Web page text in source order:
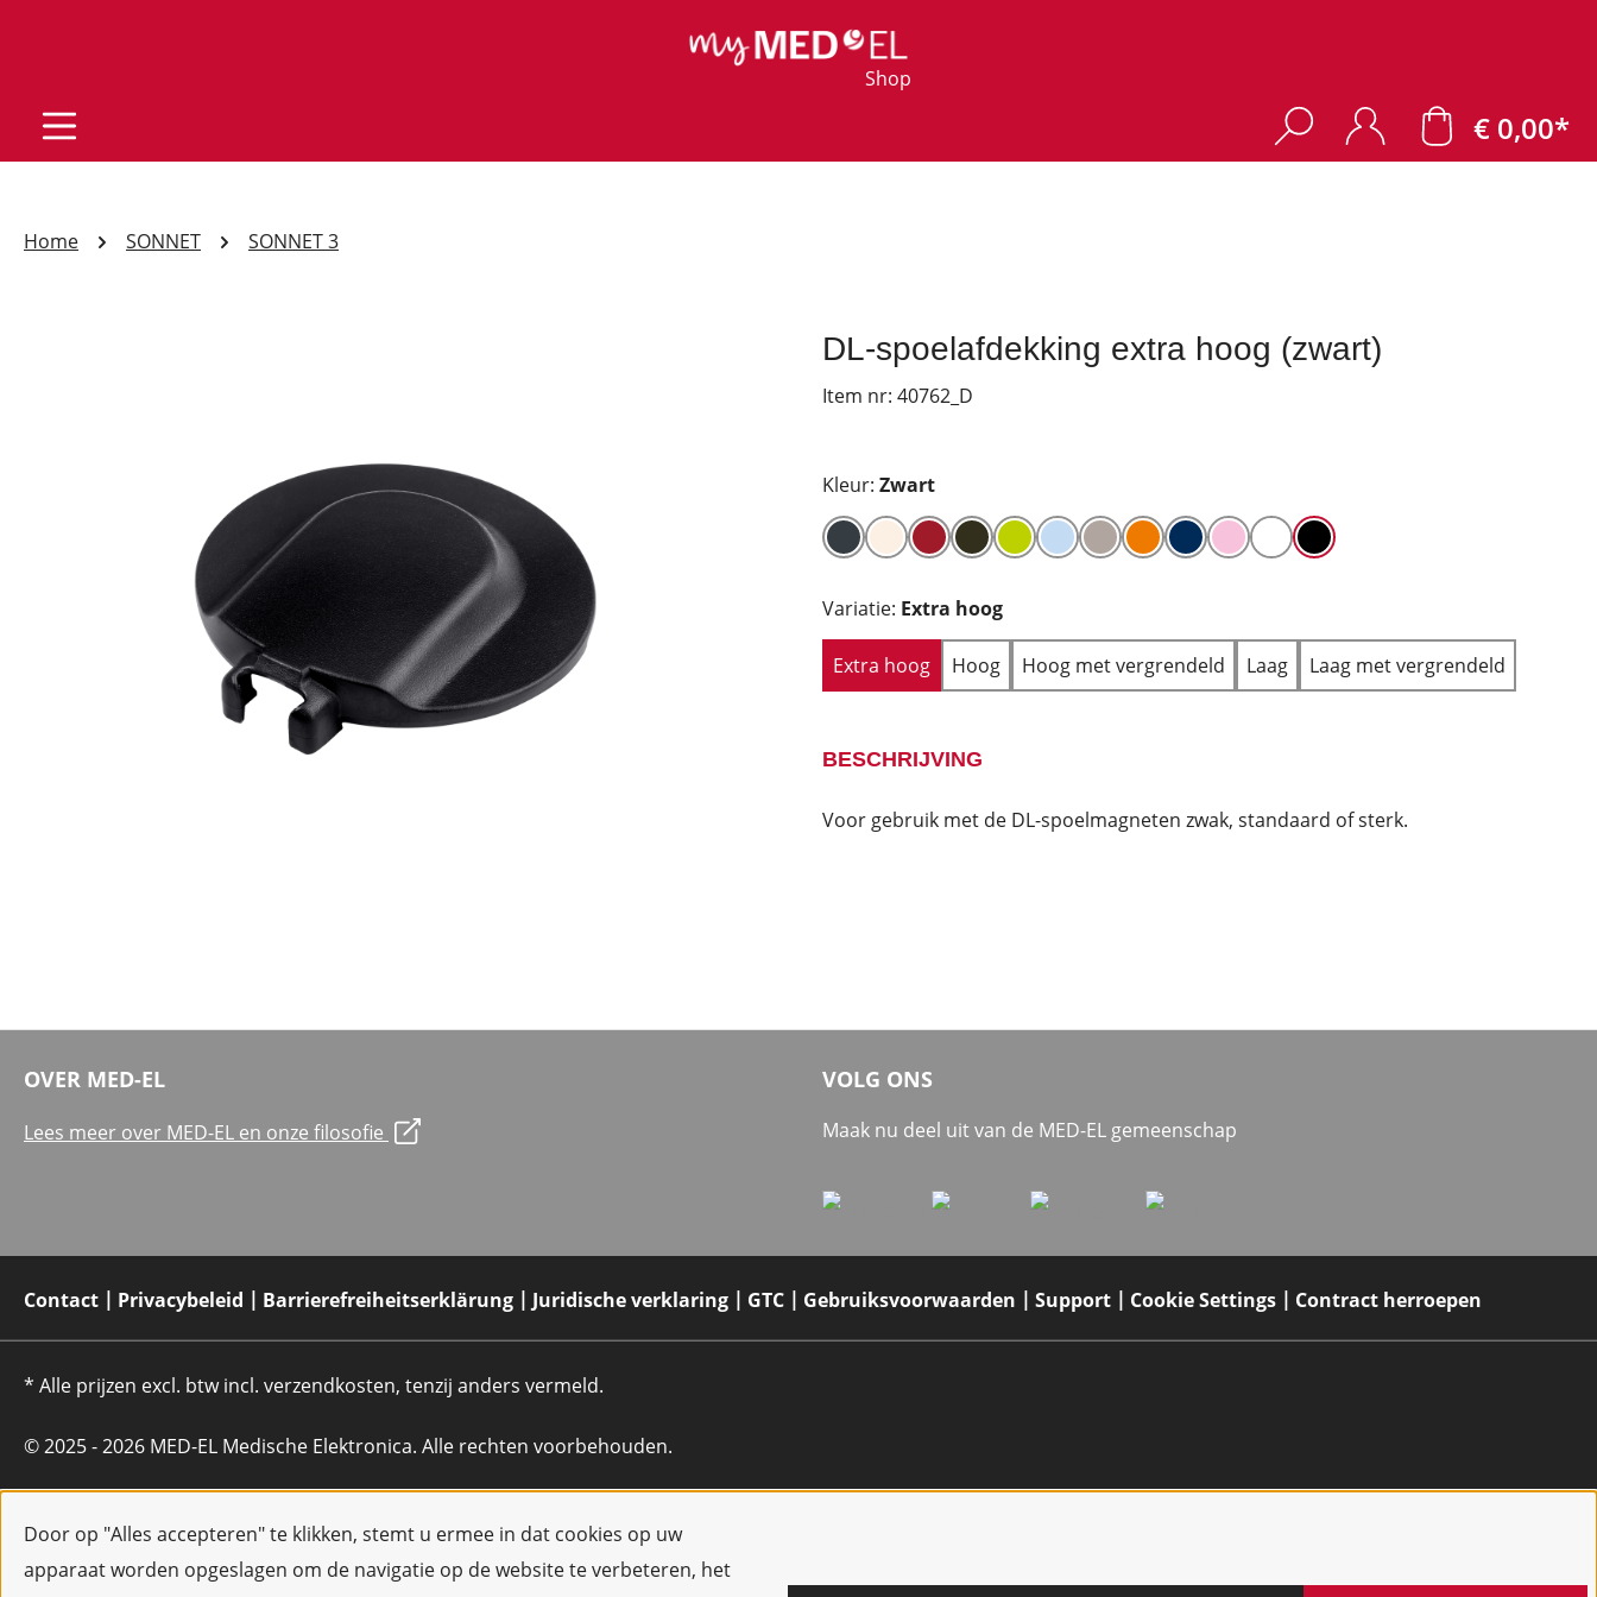
Door op "Alles accepteren" te klikken, stemt u ermee in dat cookies op uw
apparaat worden opgeslagen om de navigatie op de website te verbeteren, het
Shop
€ 0,00*
Home SONNET SONNET 3
DL-spoelafdekking extra hoog (zwart)
Item nr: 40762_D
Kleur: Zwart
Variatie: Extra hoog
Extra hoog Hoog Hoog met vergrendeld Laag Laag met vergrendeld
BESCHRIJVING
Voor gebruik met de DL-spoelmagneten zwak, standaard of sterk.
OVER MED-EL
Lees meer over MED-EL en onze filosofie
VOLG ONS
Maak nu deel uit van de MED-EL gemeenschap
Contact Privacybeleid Barrierefreiheitserklärung Juridische verklaring GTC Gebruiksvoorwaarden Support Cookie Settings Contract herroepen
* Alle prijzen excl. btw incl. verzendkosten, tenzij anders vermeld.
© 2025 - 2026 MED-EL Medische Elektronica. Alle rechten voorbehouden.